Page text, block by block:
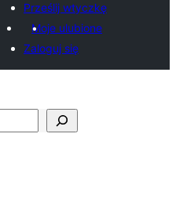
Prześlij wtyczkę
Moje ulubione
Zaloguj się